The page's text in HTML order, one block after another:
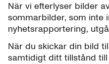
När vi efterlyser bilder
sommarbilder, som inte
nyhetsrapportering,
När du skickar din bild
samtidigt ditt tillstånd